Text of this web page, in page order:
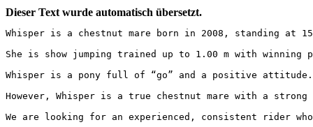
Dieser Text wurde automatisch übersetzt.
Whisper is a chestnut mare born in 2008, standing at
She is show jumping trained up to 1.00 m with
Whisper is a pony full of “go” and a positive attitude.
However, Whisper is a true chestnut mare with a
We are looking for an experienced, consistent rider